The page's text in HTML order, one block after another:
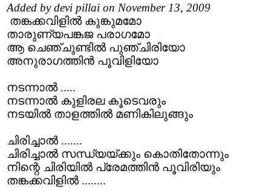
Added by devi pillai on November 13, 2009
തങ്കക്കവിളില്‍ കുങ്കുമമോ
താരുണ്യപങ്കജ പരാഗമോ
ആ ചെഞ്ചുണ്ടില്‍ പുഞ്ചിരിയോ
അനുരാഗത്തിന്‍ പൂവിളിയോ
നടന്നാല്‍ .....
നടന്നാല്‍ കുളിരല കൂടെവരും
നടയില്‍ താളത്തില്‍ മണികിലുങ്ങും
ചിരിച്ചാല്‍ .......
ചിരിച്ചാല്‍ സന്ധ്യയ്ക്കും കൊതിതോന്നും
നിന്റെ ചിരിയില്‍ പ്രേമത്തിന്‍ പൂവിരിയും
തങ്കക്കവിളില്‍ ........